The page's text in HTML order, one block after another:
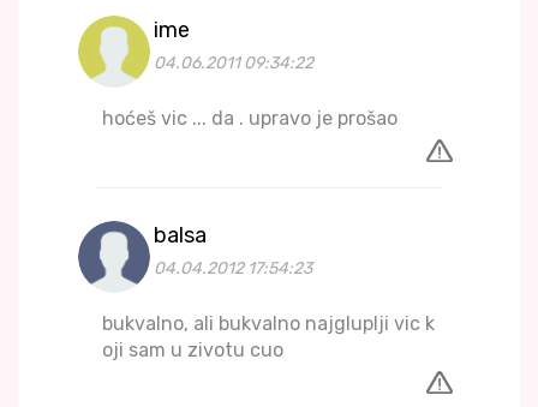
ime
04.06.2011 09:34:22
hoćeš vic ... da . upravo je prošao
balsa
04.04.2012 17:54:23
bukvalno, ali bukvalno najgluplji vic k
oji sam u zivotu cuo